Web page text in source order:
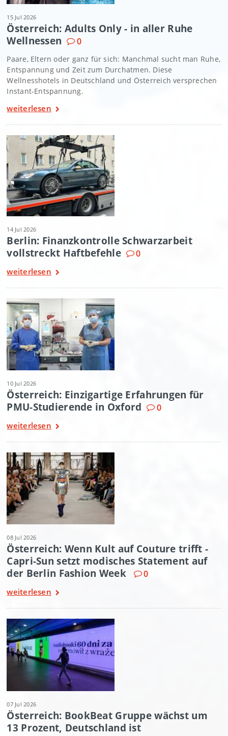
15 Jul 2026
Österreich: Adults Only - in aller Ruhe
Wellnessen
0
Paare, Eltern oder ganz für sich: Manchmal sucht man Ruhe,
Entspannung und Zeit zum Durchatmen. Diese
Wellnesshotels in Deutschland und Österreich versprechen
Instant-Entspannung.
weiterlesen
14 Jul 2026
Berlin: Finanzkontrolle Schwarzarbeit
vollstreckt Haftbefehle
0
weiterlesen
10 Jul 2026
Österreich: Einzigartige Erfahrungen für
PMU-Studierende in Oxford
0
weiterlesen
08 Jul 2026
Österreich: Wenn Kult auf Couture trifft -
Capri-Sun setzt modisches Statement auf
der Berlin Fashion Week
0
weiterlesen
07 Jul 2026
Österreich: BookBeat Gruppe wächst um
13 Prozent, Deutschland ist